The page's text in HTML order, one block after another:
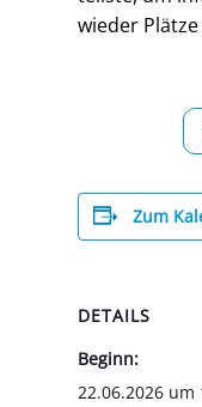
wie­der
Zum
DETAILS
Beginn:
22.06.2026 um